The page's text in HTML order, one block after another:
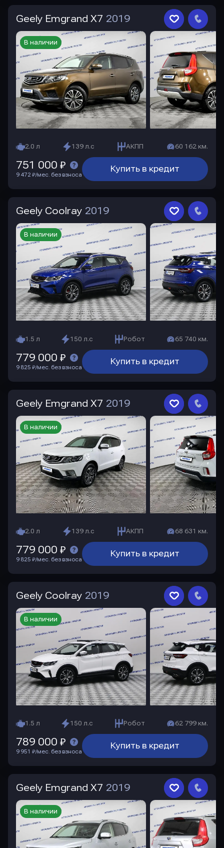
Geely Emgrand X7 2019
2.0 л 139 л.с АКПП 60 162 км.
В наличии
Купить в кредит
751 000 ₽
9 472 ₽/мес. без взноса
Geely Coolray 2019
1.5 л 150 л.с Робот 65 740 км.
В наличии
Купить в кредит
779 000 ₽
9 825 ₽/мес. без взноса
Geely Emgrand X7 2019
2.0 л 139 л.с АКПП 68 631 км.
В наличии
Купить в кредит
779 000 ₽
9 825 ₽/мес. без взноса
Geely Coolray 2019
1.5 л 150 л.с Робот 62 799 км.
В наличии
Купить в кредит
789 000 ₽
9 951 ₽/мес. без взноса
Geely Emgrand X7 2019
В наличии